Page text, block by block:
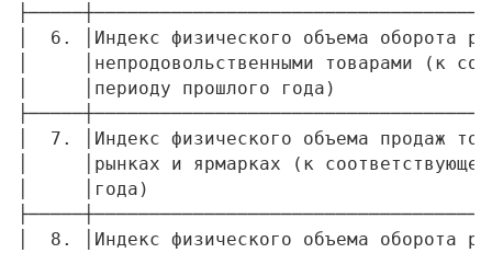
│  6. │Индекс физического объема
│     │непродовольственными товарами
│     │периоду прошлого года)
│  7. │Индекс физического объема продаж
│     │рынках и ярмарках (к
│     │года)
│  8. │Индекс физического объема